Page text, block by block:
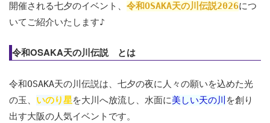
開催される七夕のイベント、 令和OSAKA天の川伝説2026につ
いてご紹介いたします♪
令和OSAKA天の川伝説 とは
令和OSAKA天の川伝説は、七夕の夜に人々の願いを込めた光
の玉、 いのり星を大川へ放流し、水面に美しい天の川 を創り
出す大阪の人気イベントです。